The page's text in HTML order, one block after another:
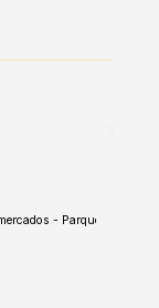
- Parque Olinda